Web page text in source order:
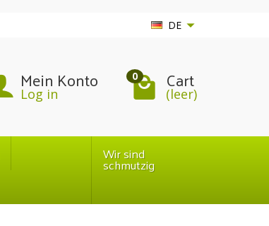
DE
Mein Konto
Log in
0 Cart
(leer)
Wir sind
schmutzig